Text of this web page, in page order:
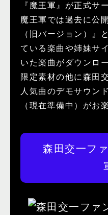
『魔王軍』が正式サ
魔王軍では過去に公
（旧バージョン）』
ている楽曲や姉妹サ
いた楽曲がダウンロ
限定素材の他に森田
人気曲のデモサウン
（現在準備中）がお
森田交一フ